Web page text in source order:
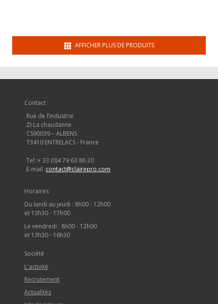
AFFICHER PLUS DE PRODUITS
Contact
Rue de l’industrie
ZI La chaudanne
CS90039 – ALBENS
73410 ENTRELACS - France
Tel :+ 33 (0)4 79 63 86 20
E-mail :contact@clairepro.com
Horaires
Du lundi au jeudi : 8h00 - 12h00
et 13h30 - 17h00
Le vendredi : 8h00 - 12h00
et 13h30 - 16h30
Société
L'activité
Recrutement
Actualités